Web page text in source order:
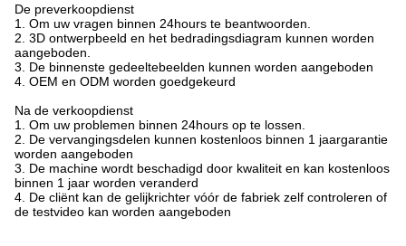
De preverkoopdienst
1. Om uw vragen binnen 24hours te beantwoorden.
2. 3D ontwerpbeeld en het bedradingsdiagram kunnen worden
aangeboden.
3. De binnenste gedeeltebeelden kunnen worden aangeboden
4. OEM en ODM worden goedgekeurd
Na de verkoopdienst
1. Om uw problemen binnen 24hours op te lossen.
2. De vervangingsdelen kunnen kostenloos binnen 1 jaargarantie
worden aangeboden
3. De machine wordt beschadigd door kwaliteit en kan kostenloos
binnen 1 jaar worden veranderd
4. De cliënt kan de gelijkrichter vóór de fabriek zelf controleren of
de testvideo kan worden aangeboden